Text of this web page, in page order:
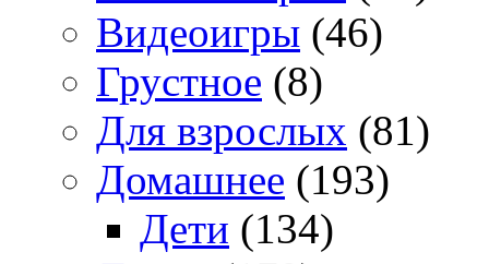
Видеоигры (46)
Грустное (8)
Для взрослых (81)
Домашнее (193)
Дети (134)